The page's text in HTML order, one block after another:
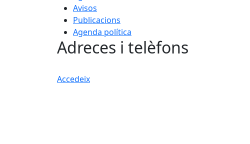
Avisos
Publicacions
Agenda política
Adreces i telèfons
Accedeix